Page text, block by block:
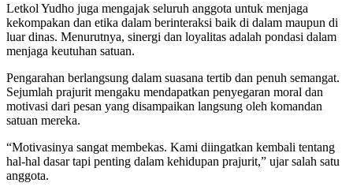
Letkol Yudho juga mengajak seluruh anggota untuk menjaga
kekompakan dan etika dalam berinteraksi baik di dalam maupun di
luar dinas. Menurutnya, sinergi dan loyalitas adalah pondasi dalam
menjaga keutuhan satuan.
Pengarahan berlangsung dalam suasana tertib dan penuh semangat.
Sejumlah prajurit mengaku mendapatkan penyegaran moral dan
motivasi dari pesan yang disampaikan langsung oleh komandan
satuan mereka.
“Motivasinya sangat membekas. Kami diingatkan kembali tentang
hal-hal dasar tapi penting dalam kehidupan prajurit,” ujar salah satu
anggota.